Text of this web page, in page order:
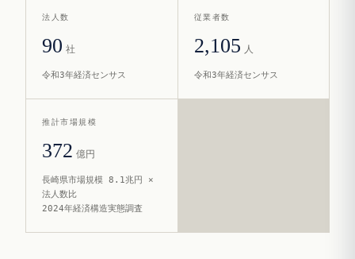
法人数
90 社
令和3年経済センサス
従業者数
2,105 人
令和3年経済センサス
推計市場規模
372 億円
長崎県市場規模 8.1兆円 ×
法人数比
2024年経済構造実態調査